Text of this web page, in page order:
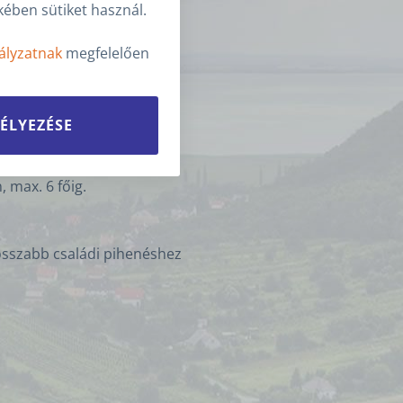
sütiket használ.
megfelelően
max. 6 főig.
családi pihenéshez